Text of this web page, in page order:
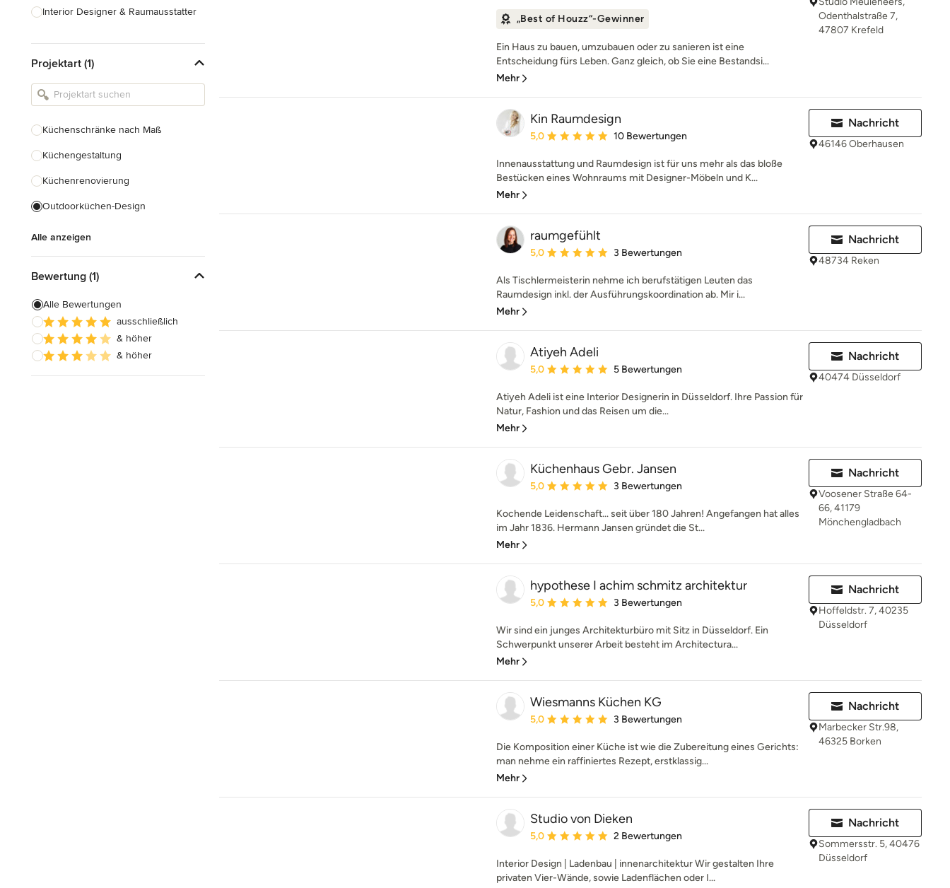
Interior Designer & Raumausstatter
Landschaftsarchitekten
Armaturen & Sanitärbedarf
Projektart (1)
Küchenschränke nach Maß
Küchengestaltung
Küchenrenovierung
Outdoorküchen-Design
Alle anzeigen
Bewertung (1)
Alle Bewertungen
ausschließlich
& höher
& höher
„Best of Houzz“-Gewinner
Ein Haus zu bauen, umzubauen oder zu sanieren ist eine
Entscheidung fürs Leben. Ganz gleich, ob Sie eine Bestandsi...
Mehr
Odenthalstraße 7,
47807 Krefeld
Kin Raumdesign
Durchschnittliche Bewertung: 5 von 5 Sternen
5,0 10 Bewertungen
Innenausstattung und Raumdesign ist für uns mehr als das bloße
Bestücken eines Wohnraums mit Designer-Möbeln und K...
Mehr
Nachricht
46146 Oberhausen
raumgefühlt
Durchschnittliche Bewertung: 5 von 5 Sternen
5,0 3 Bewertungen
Als Tischlermeisterin nehme ich berufstätigen Leuten das
Raumdesign inkl. der Ausführungskoordination ab. Mir i...
Mehr
Nachricht
48734 Reken
Atiyeh Adeli
Durchschnittliche Bewertung: 5 von 5 Sternen
5,0 5 Bewertungen
Atiyeh Adeli ist eine Interior Designerin in Düsseldorf. Ihre Passion für
Natur, Fashion und das Reisen um die...
Mehr
Nachricht
40474 Düsseldorf
Küchenhaus Gebr. Jansen
Durchschnittliche Bewertung: 5 von 5 Sternen
5,0 3 Bewertungen
Kochende Leidenschaft... seit über 180 Jahren! Angefangen hat alles
im Jahr 1836. Hermann Jansen gründet die St...
Mehr
Nachricht
Voosener Straße 64-
66, 41179
Mönchengladbach
hypothese I achim schmitz architektur
Durchschnittliche Bewertung: 5 von 5 Sternen
5,0 3 Bewertungen
Wir sind ein junges Architekturbüro mit Sitz in Düsseldorf. Ein
Schwerpunkt unserer Arbeit besteht im Architectura...
Mehr
Nachricht
Hoffeldstr. 7, 40235
Düsseldorf
Wiesmanns Küchen KG
Durchschnittliche Bewertung: 5 von 5 Sternen
5,0 3 Bewertungen
Die Komposition einer Küche ist wie die Zubereitung eines Gerichts:
man nehme ein raffiniertes Rezept, erstklassig...
Mehr
Nachricht
Marbecker Str.98,
46325 Borken
Studio von Dieken
Durchschnittliche Bewertung: 5 von 5 Sternen
5,0 2 Bewertungen
Interior Design | Ladenbau | innenarchitektur Wir gestalten Ihre
privaten Vier-Wände, sowie Ladenflächen oder I...
Nachricht
Sommersstr. 5, 40476
Düsseldorf